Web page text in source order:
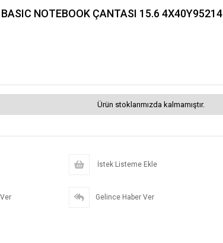
NOTEBOOK ÇANTASI 15.6 4X40Y95214
Ürün stoklarımızda kalmamıştır.
İstek Listeme Ekle
Gelince Haber Ver